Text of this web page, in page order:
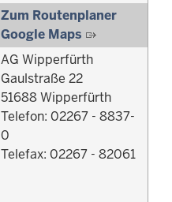
Zum Routenplaner
Google Maps
AG Wipperfürth
Gaulstraße 22
51688 Wipperfürth
Telefon: 02267 - 8837-
0
Telefax: 02267 - 82061